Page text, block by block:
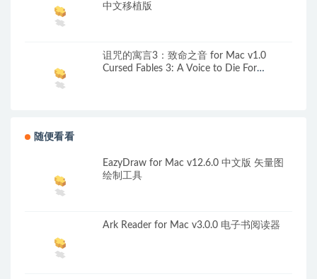
中文移植版
诅咒的寓言3：致命之音 for Mac v1.0
Cursed Fables 3: A Voice to Die For
随便看看
EazyDraw for Mac v12.6.0 中文版 矢量图
绘制工具
Ark Reader for Mac v3.0.0 电子书阅读器